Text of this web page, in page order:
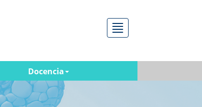
Menú
Docencia